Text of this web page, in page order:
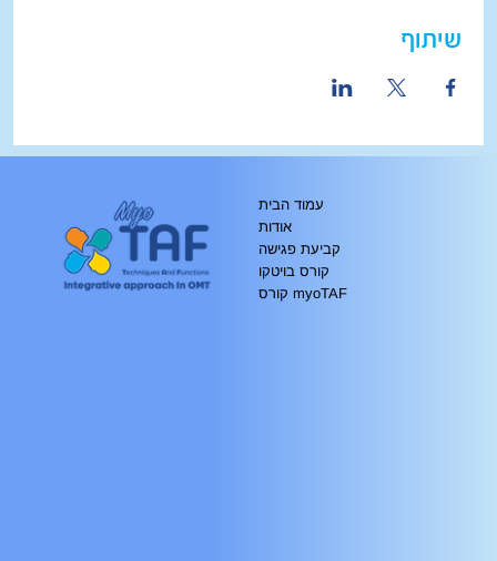
שיתוף
עמוד הבית
אודות
קביעת פגישה
קורס בויטקו
קורס myoTAF